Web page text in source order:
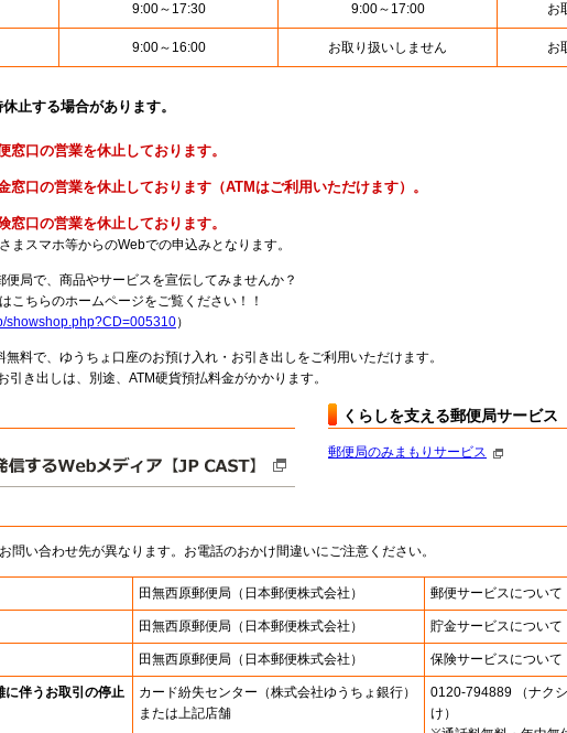
9:00～17:30 9:00～17:00 お
9:00～16:00 お取り扱いしません お
止する場合があります。
口の営業を休止しております。
口の営業を休止しております（ATMはご利用いただけます）。
口の営業を休止しております。
まスマホ等からのWebでの申込みとなります。
局で、商品やサービスを宣伝してみませんか？
こちらのホームページをご覧ください！！
showshop.php?CD=005310）
料で、ゆうちょ口座のお預け入れ・お引き出しをご利用いただけます。
き出しは、別途、ATM硬貨預払料金がかかります。
くらしを支える郵便局サービス
郵便局のみまもりサービス
問い合わせ先が異なります。お電話のおかけ間違いにご注意ください。
田無西原郵便局 （日本郵便株式会社） 郵便サービスについて
田無西原郵便局 （日本郵便株式会社） 貯金サービスについて
田無西原郵便局 （日本郵便株式会社） 保険サービスについて
に伴うお取引の停止 カード紛失センター （株式会社ゆうちょ銀行）
または上記店舗
0120-794889 （ナク
け）